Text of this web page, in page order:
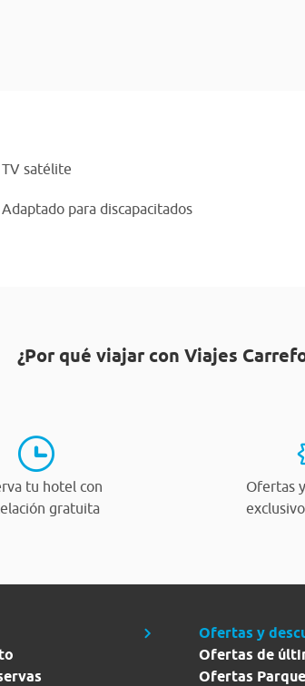
TV satélite
Adaptado para discapacitados
¿Por qué viajar con Viajes
tu hotel con
gratuita
Ofertas
Ofertas y
Ofertas de
Ofertas